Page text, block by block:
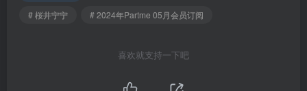
# 桜井宁宁
# 2024年Partme 05月会员订阅
喜欢就支持一下吧